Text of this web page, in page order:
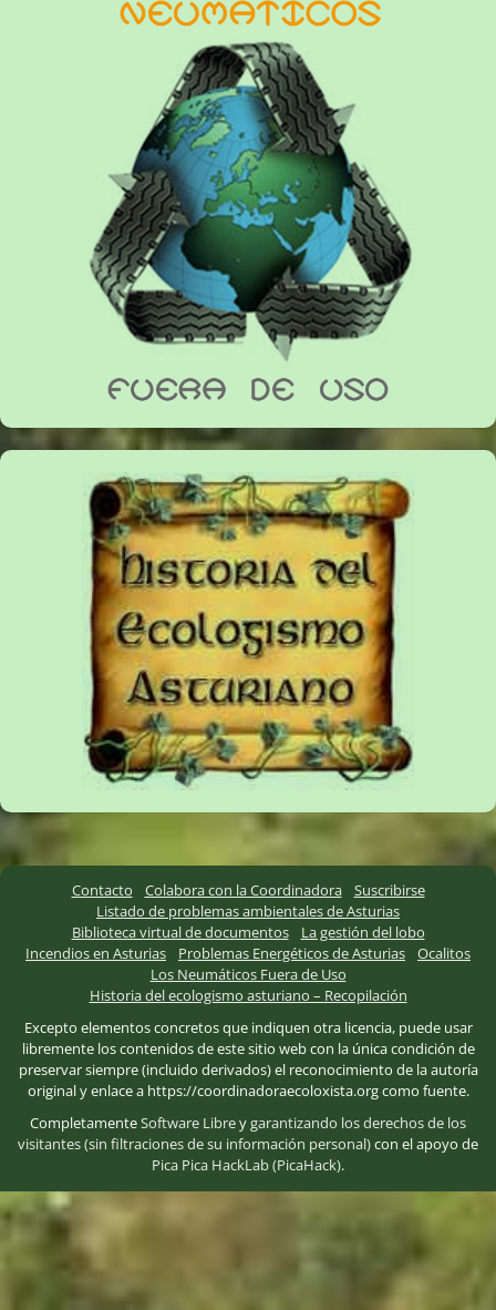
Contacto Colabora con la Coordinadora
Suscribirse
Listado de problemas ambientales de Asturias
Biblioteca virtual de documentos
La gestión del lobo
Incendios en Asturias
Problemas Energéticos de Asturias
Ocalitos
Los Neumáticos Fuera de Uso
Historia del ecologismo asturiano – Recopilación
Excepto elementos concretos que indiquen otra licencia, puede usar
libremente los contenidos de este sitio web con la única condición de
preservar siempre (incluido derivados) el reconocimiento de la autoría
original y enlace a https://coordinadoraecoloxista.org como fuente.
CompletamenteSoftware Libreygarantizando los derechos de los
visitantes (sin filtraciones de su información personal)con el apoyo de
Pica Pica HackLab (PicaHack).